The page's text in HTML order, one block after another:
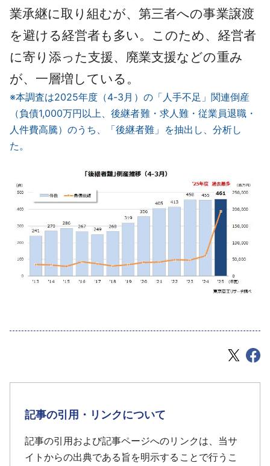
業承継に取り組むが、第三者への事業譲渡
を避ける経営者も多い。このため、経営者
に寄り添った支援、廃業支援などの重み
が、一層増している。
※本調査は2025年度（4-3月）の「人手不足」関連倒産
（負債1,000万円以上、後継者難・求人難・従業員退職・
人件費高騰）のうち、「後継者難」を抽出し、分析し
た。
記事の引用・リンクについて
記事の引用および記事ページへのリンクは、当サ
イトからの出典である旨を明示することで行うこ